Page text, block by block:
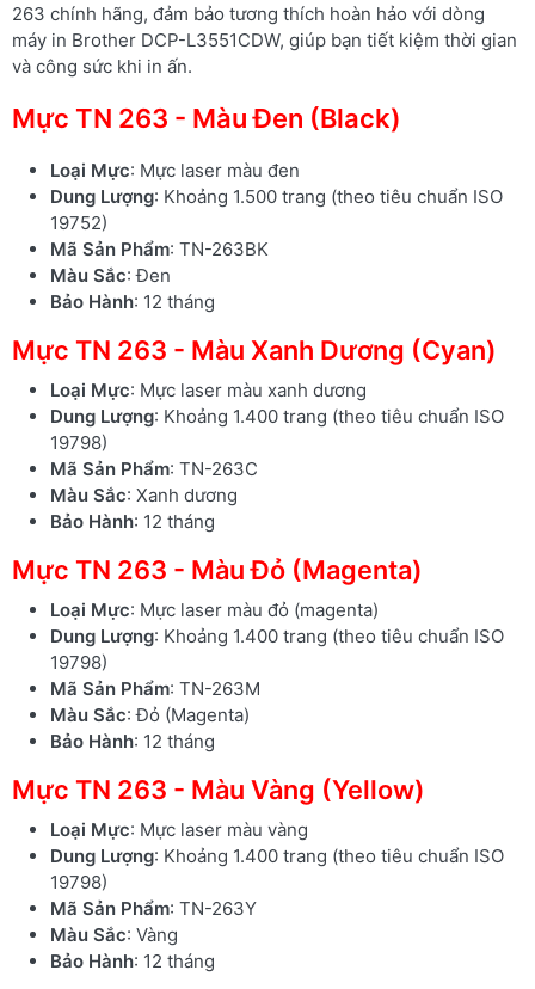
263 chính hãng, đảm bảo tương thích hoàn hảo với dòng
máy in Brother DCP-L3551CDW, giúp bạn tiết kiệm thời gian
và công sức khi in ấn.
Mực TN 263 - Màu Đen (Black)
Loại Mực: Mực laser màu đen
Dung Lượng: Khoảng 1.500 trang (theo tiêu chuẩn ISO
19752)
Mã Sản Phẩm: TN-263BK
Màu Sắc: Đen
Bảo Hành: 12 tháng
Mực TN 263 - Màu Xanh Dương (Cyan)
Loại Mực: Mực laser màu xanh dương
Dung Lượng: Khoảng 1.400 trang (theo tiêu chuẩn ISO
19798)
Mã Sản Phẩm: TN-263C
Màu Sắc: Xanh dương
Bảo Hành: 12 tháng
Mực TN 263 - Màu Đỏ (Magenta)
Loại Mực: Mực laser màu đỏ (magenta)
Dung Lượng: Khoảng 1.400 trang (theo tiêu chuẩn ISO
19798)
Mã Sản Phẩm: TN-263M
Màu Sắc: Đỏ (Magenta)
Bảo Hành: 12 tháng
Mực TN 263 - Màu Vàng (Yellow)
Loại Mực: Mực laser màu vàng
Dung Lượng: Khoảng 1.400 trang (theo tiêu chuẩn ISO
19798)
Mã Sản Phẩm: TN-263Y
Màu Sắc: Vàng
Bảo Hành: 12 tháng